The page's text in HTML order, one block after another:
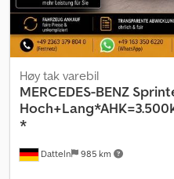
Datteln 985 km
Høy tak varebil
MERCEDES-BENZ
*